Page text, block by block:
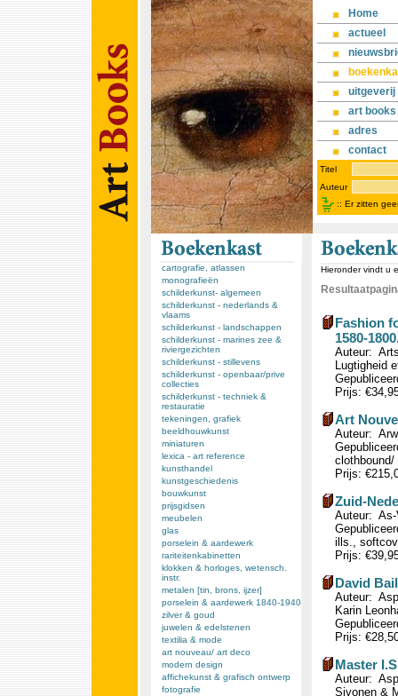
Home
actueel
uitgeverij
art books
adres
contact
Titel
Auteur
:: Er zitten
cartografie, atlassen
monografieën
schilderkunst- algemeen
schilderkunst - nederlands &
vlaams
schilderkunst - landschappen
schilderkunst - marines zee &
riviergezichten
schilderkunst - stillevens
schilderkunst - openbaar/prive
collecties
schilderkunst - techniek &
restauratie
tekeningen, grafiek
beeldhouwkunst
miniaturen
lexica - art reference
kunsthandel
kunstgeschiedenis
bouwkunst
prijsgidsen
meubelen
glas
porselein & aardewerk
rariteitenkabinetten
klokken & horloges, wetensch.
instr.
metalen [tin, brons, ijzer]
porselein & aardewerk 1840-1940
zilver & goud
juwelen & edelstenen
textilia & mode
art nouveau/ art deco
modern design
affichekunst & grafisch ontwerp
fotografie
Hieronder vindt u
Fashion
1580-
Auteur:
Lugtigheid
Prijs:
Art
Auteur:
Prijs:
Zuid-
Auteur: As-
ills.,
Prijs:
David
Auteur:
Karin
Prijs:
Master
Auteur:
Sivonen &